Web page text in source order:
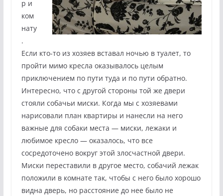
р и
ком
нату
.
Если кто-то из хозяев вставал ночью в туалет, то
пройти мимо кресла оказывалось целым
приключением по пути туда и по пути обратно.
Интересно, что с другой стороны той же двери
стояли собачьи миски. Когда мы с хозяевами
нарисовали план квартиры и нанесли на него
важные для собаки места — миски, лежаки и
любимое кресло — оказалось, что все
сосредоточено вокруг этой злосчастной двери.
Миски переставили в другое место, собачий лежак
положили в комнате так, чтобы с него было хорошо
видна дверь, но расстояние до нее было не